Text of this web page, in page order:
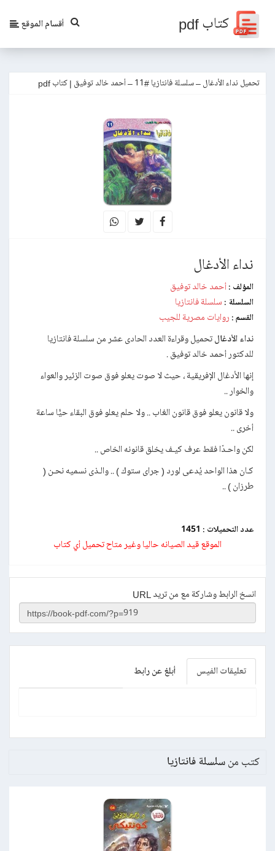
كتاب pdf أقسام الموقع
تحميل نداء الأدغال – سلسلة فانتازيا #11 – أحمد خالد توفيق | كتاب pdf
نداء الأدغال
المؤلف : أحمد خالد توفيق
السلسلة : سلسلة فانتازيا
القسم : روايات مصرية للجيب
نداء الأدغال تحميل وقراءة العدد الحادى عشر من سلسلة فانتازيا
للدكتور أحمد خالد توفيق .
إنها الأدغال الإفريقية ، حيث لا صوت يعلو فوق صوت الزئير والعواء
والخوار ..
ولا قانون يعلو فوق قانون الغاب .. ولا حلم يعلو فوق البقاء حيًّا ساعة
أخرى ..
لكن واحـدًا فقط عرف كيـف يخلق قانونه الخاص ..
كـان هذا الواحد يُدعى لورد ( جراى ستوك ) .. والـذى نسميه نحـن (
طرزان ) ..
عدد التحميلات : 1451
الموقع قيد الصيانه حاليا وغير متاح تحميل أي كتاب
انسخ الرابط وشاركة مع من تريد URL
تعليقات الفيس أبلغ عن رابط
كتب من سلسلة فانتازيا